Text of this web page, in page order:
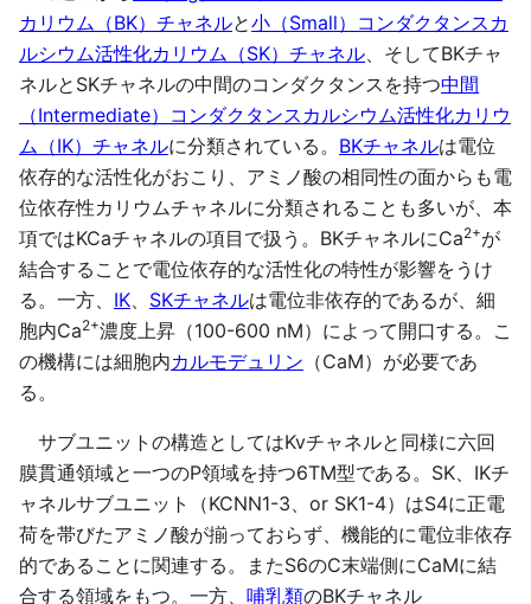
カリウム（BK）チャネルと小（Small）コンダクタンスカ
ルシウム活性化カリウム（SK）チャネル、そしてBKチャ
ネルとSKチャネルの中間のコンダクタンスを持つ中間
（Intermediate）コンダクタンスカルシウム活性化カリウ
ム（IK）チャネルに分類されている。 BKチャネルは電位
依存的な活性化がおこり、アミノ酸の相同性の面からも電
位依存性カリウムチャネルに分類されることも多いが、本
項ではKCaチャネルの項目で扱う。BKチャネルにCa2+が
結合することで電位依存的な活性化の特性が影響をうけ
る。一方、 IK、 SKチャネルは電位非依存的であるが、細
胞内Ca2+濃度上昇（100-600 nM）によって開口する。こ
の機構には細胞内カルモデュリン （CaM）が必要であ
る。
サブユニットの構造としてはKvチャネルと同様に六回
膜貫通領域と一つのP領域を持つ6TM型である。SK、IKチ
ャネルサブユニット（KCNN1-3、or SK1-4）はS4に正電
荷を帯びたアミノ酸が揃っておらず、機能的に電位非依存
的であることに関連する。またS6のC末端側にCaMに結
合する領域をもつ。一方、 哺乳類のBKチャネル